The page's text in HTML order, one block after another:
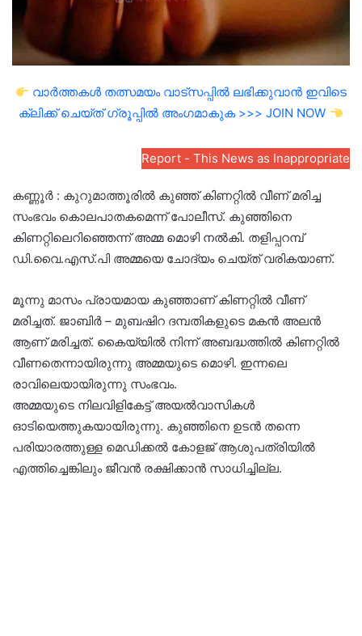
വാർത്തകൾ തത്സമയം വാട്സപ്പിൽ ലഭിക്കുവാൻ ഇവിടെ
ക്ലിക്ക് ചെയ്ത് ഗ്രൂപ്പിൽ അംഗമാകുക >>> JOIN NOW
Report - This News as Inappropriate
കണ്ണൂർ : കുറുമാത്തൂരിൽ കുഞ്ഞ് കിണറ്റിൽ വീണ് മരിച്ച
സംഭവം കൊലപാതകമെന്ന് പോലീസ്. കുഞ്ഞിനെ
കിണറ്റിലെറിഞ്ഞെന്ന് അമ്മ മൊഴി നൽകി. തളിപ്പറമ്പ്
ഡി.വൈ.എസ്.പി അമ്മയെ ചോദ്യം ചെയ്ത് വരികയാണ്.
മൂന്നു മാസം പ്രായമായ കുഞ്ഞാണ് കിണറ്റിൽ വീണ്
മരിച്ചത്. ജാബിർ – മുബഷിറ ദമ്പതികളുടെ മകൻ അലൻ
ആണ് മരിച്ചത്. കൈയ്യിൽ നിന്ന് അബദ്ധത്തിൽ കിണറ്റിൽ
വീണതെന്നായിരുന്നു അമ്മയുടെ മൊഴി. ഇന്നലെ
രാവിലെയായിരുന്നു സംഭവം.
അമ്മയുടെ നിലവിളികേട്ട് അയൽവാസികൾ
ഓടിയെത്തുകയായിരുന്നു. കുഞ്ഞിനെ ഉടൻ തന്നെ
പരിയാരത്തുള്ള മെഡിക്കൽ കോളജ് ആശുപത്രിയിൽ
എത്തിച്ചെങ്കിലും ജീവൻ രക്ഷിക്കാൻ സാധിച്ചില്ല.